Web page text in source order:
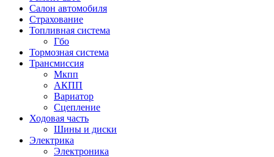
Салон автомобиля
Страхование
Топливная система
Гбо
Тормозная система
Трансмиссия
Мкпп
АКПП
Вариатор
Сцепление
Ходовая часть
Шины и диски
Электрика
Электроника